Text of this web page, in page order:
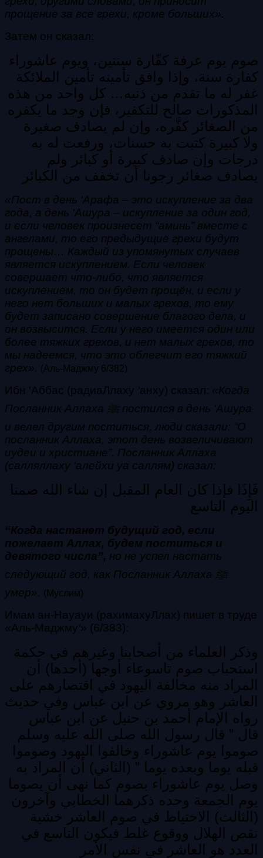
прощение за все грехи, кроме больших».
Затем он сказал:
صوم يوم عرفة كفّارة سنتين، ويوم عاشوراء
كفارة سنة، وإذا وافق تأمينه تأمين الملائكة
غفر له ما تقدم من ذنبه… كل واحد من هذه
المذكورات صالح للتكفير، فإن وجد ما يكفره
من الصغائر كفَّره، وإن لم يصادف صغيرة
ولا كبيرة كتبت به حسنات، ورفعت له به
درجات وإن صادف كبيرة أو كبائر ولم
يصادف صغائر رجونا أن تخفف من الكبائر
«Пост в день ‘Арафа – это искупление за два
года, а день ‘Ашура – искупление за один год,
и если человек произнесет “аминь” вместе с
ангелами, то его предыдущие грехи будут
прощены… Каждый из упомянутых случаев
является искуплением. Если человек
совершает что-либо, что является
искуплением, то он будет прощён, и если у
него нет больших и малых грехов, то ему
будет записано совершение благого дела, и
он возвысится. Если у него имеется один или
более тяжких грехов, и нет малых грехов, то
мы надеемся, что это облегчит его тяжкий
грех». (Аль-Маджму 6/382)
Ибн ‘Аббас (радиаЛлаху ‘анху) сказал: «Когда
Посланник Аллаха ﷺ постился в день ‘Ашура
и велел другим поститься, люди сказали: “О
посланник Аллаха, этот день возвеличивают
иудеи и христиане”. Посланник Аллаха
(салляллаху ‘алейхи уа саллям) сказал:
فَإِذَا فإذا كان العام المقبل إن شاء الله صمنا
اليوم التاسع
“Когда настанет будущий год, если
пожелает Аллах, будем поститься и
девятого числа”, но не успел настать
следующий год, как Посланник Аллаха ﷺ
умер». (Муслим)
Имам ан-Науауи (рахимахуЛлах) пишет в труде
«Аль-Маджму‘» (6/383):
وذكر العلماء من أصحابنا وغيرهم في حكمة
استحباب صوم تاسوعاء أوجها (أحدها) أن
المراد منه مخالفة اليهود في اقتصارهم على
العاشر وهو مروي عن ابن عباس وفي حديث
رواه الإمام أحمد بن حنبل عن ابن عباس
قال ” قال رسول الله صلى الله عليه وسلم
صوموا يوم عاشوراء وخالفوا اليهود وصوموا
قبله يوما وبعده يوما ” (الثاني) أن المراد به
وصل يوم عاشوراء بصوم كما نهى أن يصوما
يوم الجمعة وحده ذكرهما الخطابي وآخرون
(الثالث) الاحتياط في صوم العاشر خشية
نقص الهلال ووقوع غلط فيكون التاسع في
العدد هو العاشر في نفس الأمر